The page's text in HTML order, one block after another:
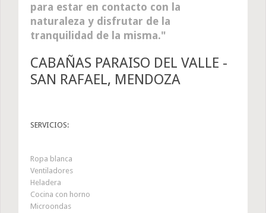
para estar en contacto con la
naturaleza y disfrutar de la
tranquilidad de la misma.
CABAÑAS PARAISO DEL VALLE -
SAN RAFAEL, MENDOZA
SERVICIOS:
Ropa blanca
Ventiladores
Heladera
Cocina con horno
Microondas